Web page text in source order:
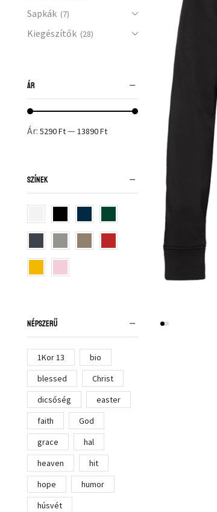
Sapkák (7)
Kiegészítők (28)
ÁR
Ár: 5290 Ft— 13890 Ft
SZÍNEK
NÉPSZERŰ
1Kor 13
bio
blessed
Christ
dicsőség
easter
faith
God
grace
hal
heaven
hit
hope
humor
húsvét